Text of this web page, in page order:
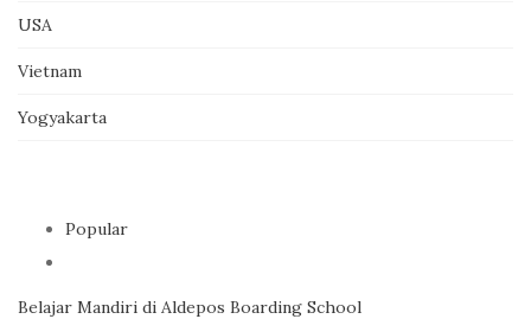
USA
Vietnam
Yogyakarta
Popular
Belajar Mandiri di Aldepos Boarding School